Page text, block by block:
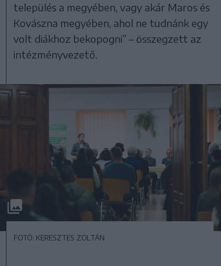
település a megyében, vagy akár Maros és
Kovászna megyében, ahol ne tudnánk egy
volt diákhoz bekopogni” – összegzett az
intézményvezető.
FOTÓ: KERESZTES ZOLTÁN